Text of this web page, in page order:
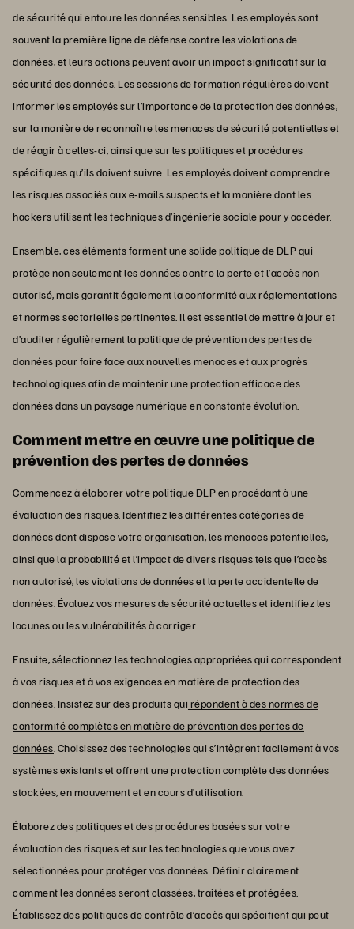
de sécurité qui entoure les données sensibles. Les employés sont
souvent la première ligne de défense contre les violations de
données, et leurs actions peuvent avoir un impact significatif sur la
sécurité des données. Les sessions de formation régulières doivent
informer les employés sur l’importance de la protection des données,
sur la manière de reconnaître les menaces de sécurité potentielles et
de réagir à celles-ci, ainsi que sur les politiques et procédures
spécifiques qu’ils doivent suivre. Les employés doivent comprendre
les risques associés aux e-mails suspects et la manière dont les
hackers utilisent les techniques d’ingénierie sociale pour y accéder.
Ensemble, ces éléments forment une solide politique de DLP qui
protège non seulement les données contre la perte et l’accès non
autorisé, mais garantit également la conformité aux réglementations
et normes sectorielles pertinentes. Il est essentiel de mettre à jour et
d’auditer régulièrement la politique de prévention des pertes de
données pour faire face aux nouvelles menaces et aux progrès
technologiques afin de maintenir une protection efficace des
données dans un paysage numérique en constante évolution.
Comment mettre en œuvre une politique de
prévention des pertes de données
Commencez à élaborer votre politique DLP en procédant à une
évaluation des risques. Identifiez les différentes catégories de
données dont dispose votre organisation, les menaces potentielles,
ainsi que la probabilité et l’impact de divers risques tels que l’accès
non autorisé, les violations de données et la perte accidentelle de
données. Évaluez vos mesures de sécurité actuelles et identifiez les
lacunes ou les vulnérabilités à corriger.
Ensuite, sélectionnez les technologies appropriées qui correspondent
à vos risques et à vos exigences en matière de protection des
données. Insistez sur des produits qui répondent à des normes de
conformité complètes en matière de prévention des pertes de
données. Choisissez des technologies qui s’intègrent facilement à vos
systèmes existants et offrent une protection complète des données
stockées, en mouvement et en cours d’utilisation.
Élaborez des politiques et des procédures basées sur votre
évaluation des risques et sur les technologies que vous avez
sélectionnées pour protéger vos données. Définir clairement
comment les données seront classées, traitées et protégées.
Établissez des politiques de contrôle d’accès qui spécifient qui peut